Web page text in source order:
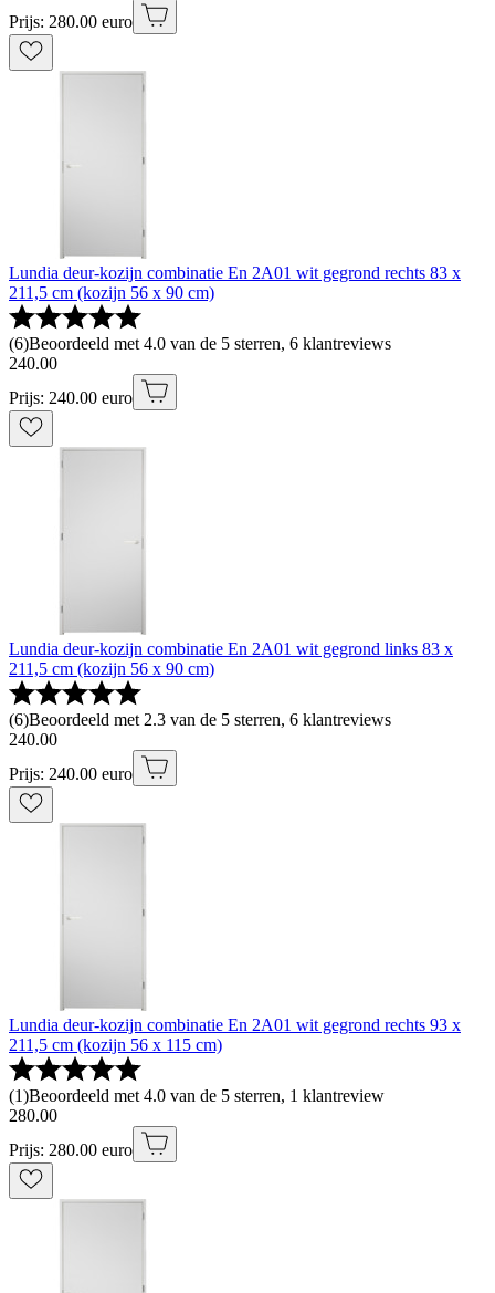
Prijs: 280.00 euro
Lundia deur-kozijn combinatie En 2A01 wit gegrond rechts 83 x
211,5 cm (kozijn 56 x 90 cm)
(6)Beoordeeld met 4.0 van de 5 sterren, 6 klantreviews
240.00
Prijs: 240.00 euro
Lundia deur-kozijn combinatie En 2A01 wit gegrond links 83 x
211,5 cm (kozijn 56 x 90 cm)
(6)Beoordeeld met 2.3 van de 5 sterren, 6 klantreviews
240.00
Prijs: 240.00 euro
Lundia deur-kozijn combinatie En 2A01 wit gegrond rechts 93 x
211,5 cm (kozijn 56 x 115 cm)
(1)Beoordeeld met 4.0 van de 5 sterren, 1 klantreview
280.00
Prijs: 280.00 euro